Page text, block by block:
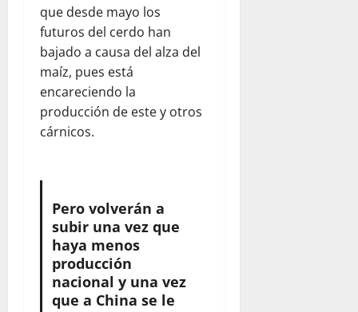
que desde mayo los
futuros del cerdo han
bajado a causa del alza del
maíz, pues está
encareciendo la
producción de este y otros
cárnicos.
Pero volverán a
subir una vez que
haya menos
producción
nacional y una vez
que a China se le